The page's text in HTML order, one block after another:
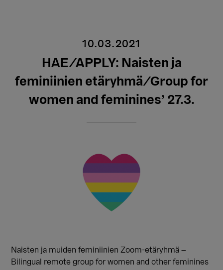
10.03.2021
HAE/APPLY: Naisten ja
feminiinien etäryhmä/Group for
women and feminines’ 27.3.
Naisten ja muiden feminiinien Zoom-etäryhmä –
Bilingual remote group for women and other feminines